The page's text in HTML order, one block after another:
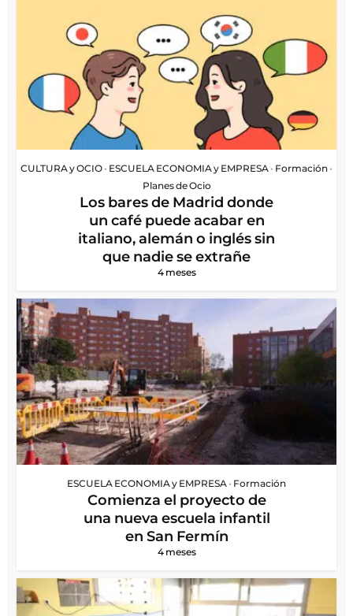
CULTURA y OCIO • ESCUELA ECONOMIA y EMPRESA • Formación •
Planes de Ocio
Los bares de Madrid donde
un café puede acabar en
italiano, alemán o inglés sin
que nadie se extrañe
4 meses
ESCUELA ECONOMIA y EMPRESA • Formación
Comienza el proyecto de
una nueva escuela infantil
en San Fermín
4 meses